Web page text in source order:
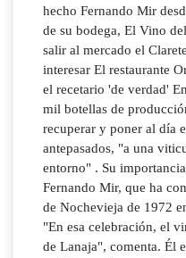
hecho Fernando Mir
de su bodega, El Vino
salir al mercado el
interesar El restaurante
el recetario 'de verdad'
mil botellas de
recuperar y poner al día
antepasados, "a una
entorno" . Su
Fernando Mir, que ha
de Nochevieja de 1972
"En esa celebración, el
de Lanaja", comenta. Él